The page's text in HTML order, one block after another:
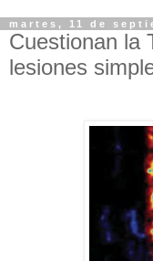
martes, 11 de
Cuestionan la
lesiones